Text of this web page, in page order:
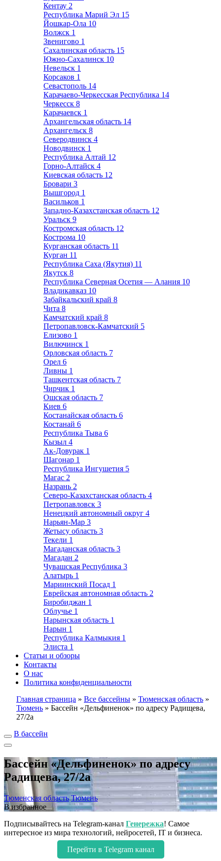
Кентау 2
Республика Марий Эл 15
Йошкар-Ола 10
Волжск 1
Звенигово 1
Сахалинская область 15
Южно-Сахалинск 10
Невельск 1
Корсаков 1
Севастополь 14
Карачаево-Черкесская Республика 14
Черкесск 8
Карачаевск 1
Архангельская область 14
Архангельск 8
Северодвинск 4
Новодвинск 1
Республика Алтай 12
Горно-Алтайск 4
Киевская область 12
Бровари 3
Вышгород 1
Васильков 1
Западно-Казахстанская область 12
Уральск 9
Костромская область 12
Кострома 10
Курганская область 11
Курган 11
Республика Саха (Якутия) 11
Якутск 8
Республика Северная Осетия — Алания 10
Владикавказ 10
Забайкальский край 8
Чита 8
Камчатский край 8
Петропавловск-Камчатский 5
Елизово 1
Вилючинск 1
Орловская область 7
Орел 6
Ливны 1
Ташкентская область 7
Чирчик 1
Ошская область 7
Киев 6
Костанайская область 6
Костанай 6
Республика Тыва 6
Кызыл 4
Ак-Довурак 1
Шагонар 1
Республика Ингушетия 5
Магас 2
Назрань 2
Северо-Казахстанская область 4
Петропавловск 3
Ненецкий автономный округ 4
Нарьян-Мар 3
Жетысу область 3
Текели 1
Магаданская область 3
Магадан 2
Чувашская Республика 3
Алатырь 1
Мариинский Посад 1
Еврейская автономная область 2
Биробиджан 1
Облучье 1
Нарынская область 1
Нарын 1
Республика Калмыкия 1
Элиста 1
Статьи и обзоры
Контакты
О нас
Политика конфиденциальности
Главная страница » Все бассейны » Тюменская область »
Тюмень » Бассейн «Дельфиненок» по адресу Радищева,
27/2а
В бассейн
Бассейн «Дельфиненок» по адресу
Радищева, 27/2а
Тюменская область Тюмень
В избранное
Подписывайтесь на Telegram-канал Генережка! Самое
интересное из мира технологий, нейросетей, IT и бизнеса.
Перейти в Telegram канал